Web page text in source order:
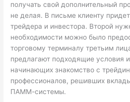
получать свой дополнительный
не делая. В письме клиенту
трейдера и инвестора. Второй
необходимости можно было
торговому терминалу третьим
предлагают подходящие условия
начинающих знакомство с
профессионалов, решивших
ПАММ-системы.